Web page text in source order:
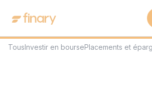
TousInvestir en boursePlacements et